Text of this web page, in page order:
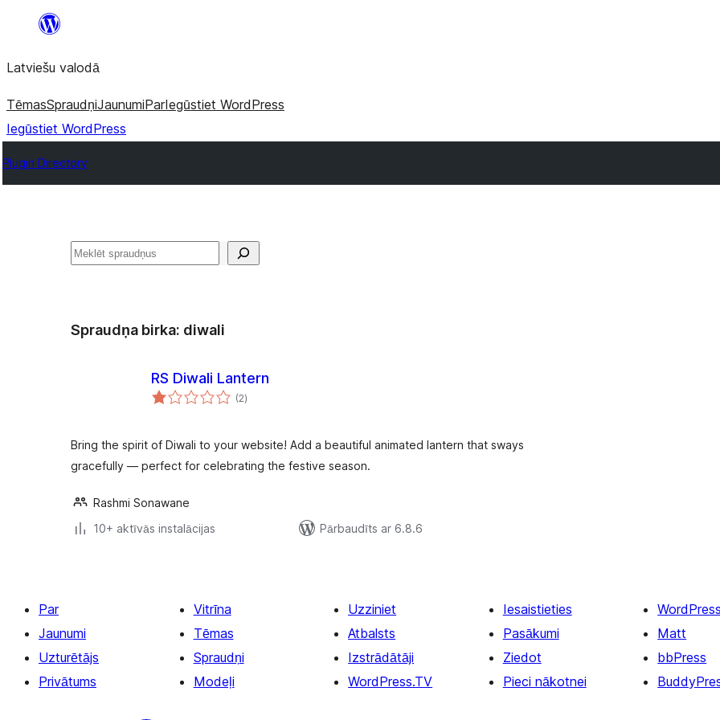
Pāriet
saturu
Latviešu valodā
TēmasSpraudņiJaunumiParIegūstiet WordPress
Iegūstiet WordPress
Plugin Directory
Meklēt
Spraudņa birka: diwali
RS Diwali Lantern
(2vērtējumu
kopsumma
)
Bring the spirit of Diwali to your website! Add a beautiful animated lantern that sways
gracefully — perfect for celebrating the festive season.
Rashmi Sonawane
10+ aktīvās instalācijas
Pārbaudīts ar 6.8.6
Par
Jaunumi
Uzturētājs
Privātums
Vitrīna
Tēmas
Spraudņi
Modeļi
Uzziniet
Atbalsts
Izstrādātāji
WordPress.TV
Iesaistieties
Pasākumi
Ziedot
Pieci nākotnei
Matt
bbPress